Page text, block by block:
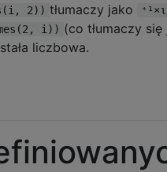
2)) tłumaczy jako
i)) (co tłumaczy się
liczbowa.